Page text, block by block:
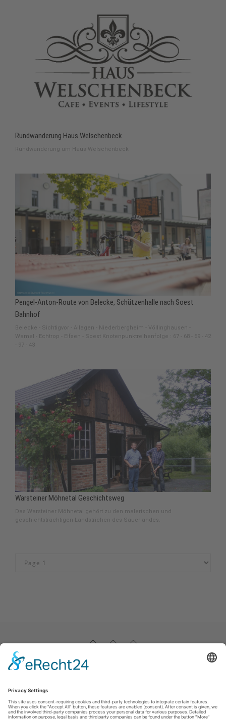
Rundwanderung Haus Welschenbeck
Rundwanderung um Haus Welschenbeck
Pengel-Anton-Route von Belecke, Schützenhalle nach Soest
Bahnhof
Belecke - Sichtigvor - Allagen - Niederbergheim - Völlinghausen -
Wamel - Echtrop - Elfsen - Soest Knotenpunktreihenfolge : 67 - 68 - 69 - 42
- 97 - 43
Warsteiner Möhnetal Geschichtsweg
Das Warsteiner Möhnetal gehört zu den malerischen und
geschichtsträchtigen Landstrichen des Sauerlandes.
Impressum
Stadtmarketing Warstein e.V. Dieplohstraße 1 59581 Warstein